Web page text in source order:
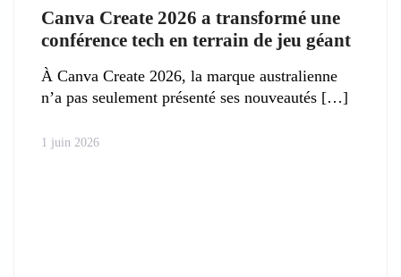
Canva Create 2026 a transformé une
conférence tech en terrain de jeu géant
À Canva Create 2026, la marque australienne
n’a pas seulement présenté ses nouveautés
1 juin 2026